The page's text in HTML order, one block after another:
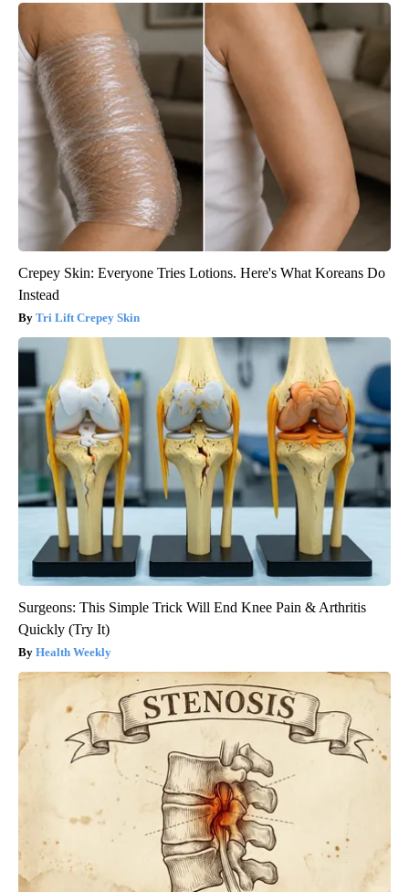
Crepey Skin: Everyone Tries Lotions. Here's What Koreans Do
Instead
Tri Lift Crepey Skin
Surgeons: This Simple Trick Will End Knee Pain & Arthritis
Quickly (Try It)
Health Weekly